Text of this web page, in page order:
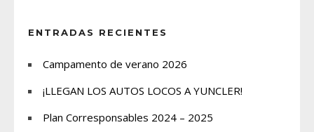
ENTRADAS RECIENTES
Campamento de verano 2026
¡LLEGAN LOS AUTOS LOCOS A YUNCLER!
Plan Corresponsables 2024 – 2025